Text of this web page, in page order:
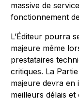
massive de
fonctionnement
L’Éditeur pourra
majeure même
prestataires
critiques. La
majeure devra en
meilleurs délais et